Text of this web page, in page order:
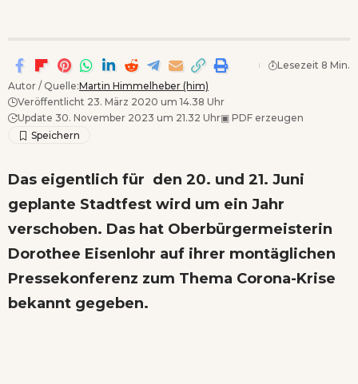
Autor / Quelle:Martin Himmelheber (him)
Veröffentlicht 23. März 2020 um 14.38 Uhr
Update 30. November 2023 um 21.32 Uhr▣ PDF erzeugen
Lesezeit 8 Min.
Das eigentlich für den 20. und 21. Juni
geplante Stadtfest wird um ein Jahr
verschoben. Das hat Oberbürgermeisterin
Dorothee Eisenlohr auf ihrer montäglichen
Pressekonferenz zum Thema Corona-Krise
bekannt gegeben.